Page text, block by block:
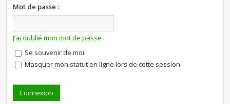
Mot de passe :
J’ai oublié mon mot de passe
Se souvenir de moi
Masquer mon statut en ligne lors de cette session